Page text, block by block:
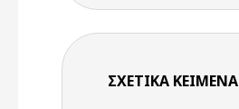
ΣΧΕΤΙΚΆ ΚΕΊΜΕΝΑ